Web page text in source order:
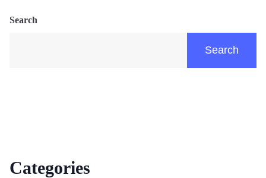
Search
Search
Categories